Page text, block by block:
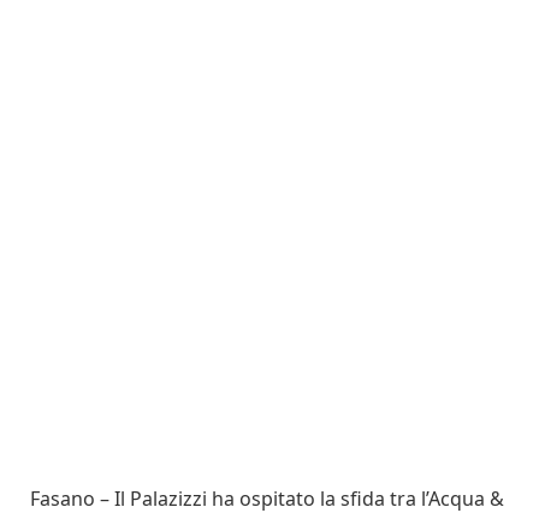
Fasano – Il Palazizzi ha ospitato la sfida tra l’Acqua &